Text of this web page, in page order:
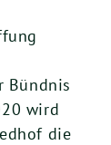
Bündnis
wird
die